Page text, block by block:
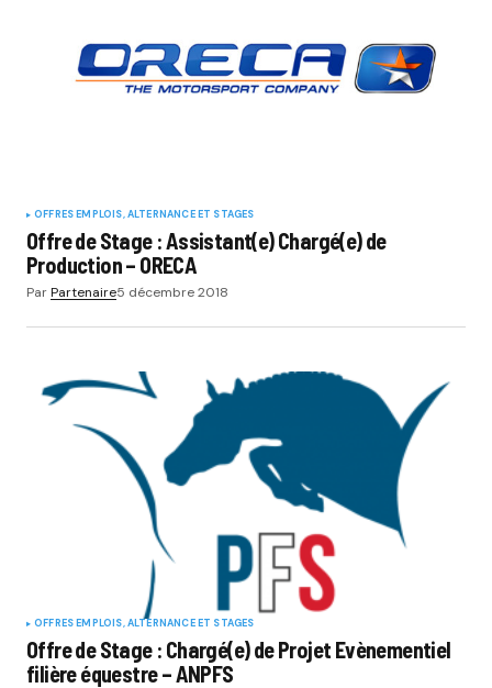
OFFRES EMPLOIS, ALTERNANCE ET STAGES
Offre de Stage : Assistant(e) Chargé(e) de
Production – ORECA
ParPartenaire5 décembre 2018
OFFRES EMPLOIS, ALTERNANCE ET STAGES
Offre de Stage : Chargé(e) de Projet Evènementiel
filière équestre – ANPFS